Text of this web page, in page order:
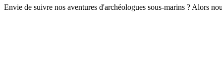
Envie de suivre nos aventures d'archéologues sous-marins ? Alors